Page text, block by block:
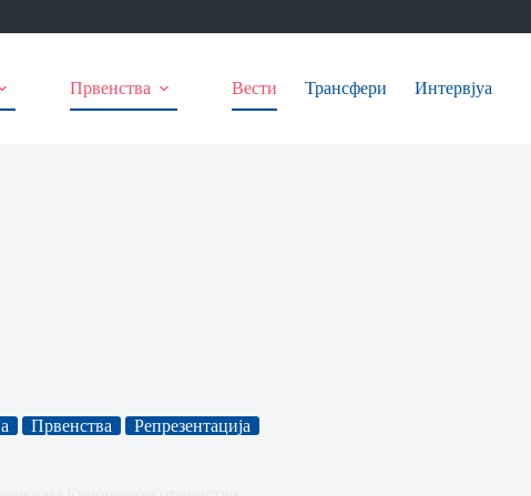
Првенства Вести Трансфери Интервјуа
Првенства Репрезентација